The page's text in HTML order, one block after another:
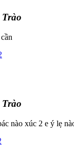
nào xúc 2 e ý lẹ